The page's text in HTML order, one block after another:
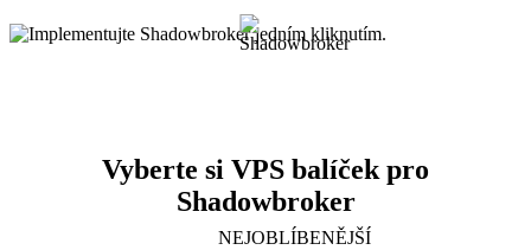
Vyberte si VPS balíček pro
Shadowbroker
NEJOBLÍBENĚJŠÍ